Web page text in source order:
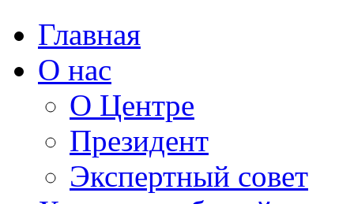
Главная
О нас
О Центре
Президент
Экспертный совет